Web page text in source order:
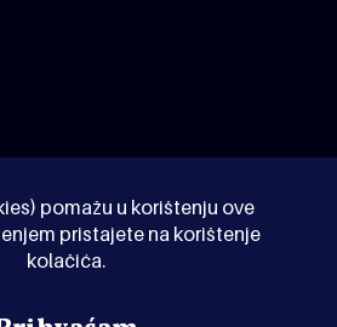
pomažu u korištenju ove
pristajete na korištenje
kolačića.
nije organizator programa.